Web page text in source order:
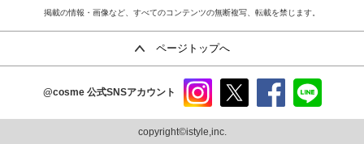
掲載の情報・画像など、すべてのコンテンツの無断複写、転載を禁じます。
ページトップへ
@cosme 公式SNSアカウント
ram
copyright©istyle,inc.